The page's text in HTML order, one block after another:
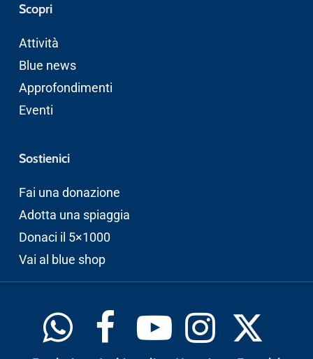
Scopri
Attività
Blue news
Approfondimenti
Eventi
Sostienici
Fai una donazione
Adotta una spiaggia
Donaci il 5×1000
Vai al blue shop